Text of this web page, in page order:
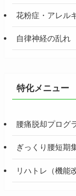
花粉症・アレル
自律神経の乱れ
特化メニュー
腰痛脱却プログ
ぎっくり腰短期
リハトレ（機能